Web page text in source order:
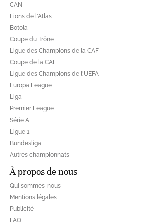
CAN
Lions de l'Atlas
Botola
Coupe du Trône
Ligue des Champions de la CAF
Coupe de la CAF
Ligue des Champions de l'UEFA
Europa League
Liga
Premier League
Série A
Ligue 1
Bundesliga
Autres championnats
À propos de nous
Qui sommes-nous
Mentions légales
Publicité
FAQ